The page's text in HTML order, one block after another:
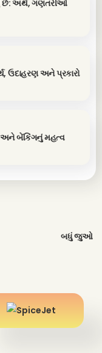
છે: અર્થ, ગણતરીઓ
ઉદાહરણ અને પ્રકારો
અને બેંકિંગનું મહત્વ
બધું જુઓ